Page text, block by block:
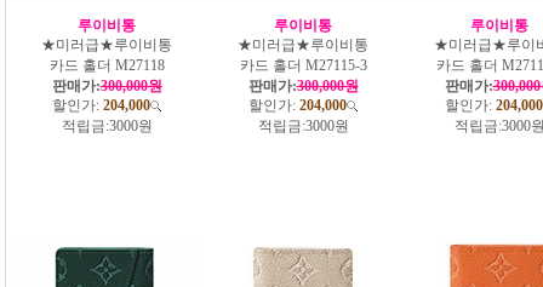
루이비통
★미러급★루이비통
카드 홀더 M27118
판매가:300,000원
할인가: 204,000
적립금:3000원
루이비통
★미러급★루이비통
카드 홀더 M27115-3
판매가:300,000원
할인가: 204,000
적립금:3000원
루이비통
★미러급★루이
카드 홀더
판매가:
할인가: 204,000
적립금:3000